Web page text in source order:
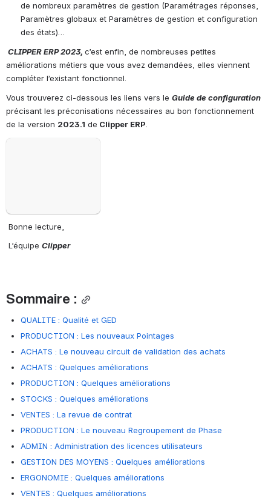
de nombreux paramètres de gestion (Paramétrages réponses,
Paramètres globaux et Paramètres de gestion et configuration
des états)…
CLIPPER ERP 2023, c’est enfin, de nombreuses petites
améliorations métiers que vous avez demandées, elles viennent
compléter l’existant fonctionnel.
Vous trouverez ci-dessous les liens vers le Guide de configuration
précisant les préconisations nécessaires au bon fonctionnement
de la version 2023.1 de Clipper ERP
Bonne lecture,
L’équipe Clipper
Sommaire :
QUALITE : Qualité et GED
PRODUCTION : Les nouveaux Pointages
ACHATS : Le nouveau circuit de validation des achats
ACHATS : Quelques améliorations
PRODUCTION : Quelques améliorations
STOCKS : Quelques améliorations
VENTES : La revue de contrat
PRODUCTION : Le nouveau Regroupement de Phase
ADMIN : Administration des licences utilisateurs
GESTION DES MOYENS : Quelques améliorations
ERGONOMIE : Quelques améliorations
VENTES : Quelques améliorations